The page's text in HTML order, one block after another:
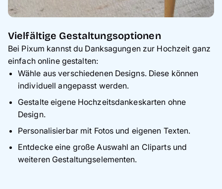
Vielfältige Gestaltungsoptionen
Bei Pixum kannst du Danksagungen zur Hochzeit ganz
einfach online gestalten:
Wähle aus verschiedenen Designs. Diese können
individuell angepasst werden.
Gestalte eigene Hochzeitsdankeskarten ohne
Design.
Personalisierbar mit Fotos und eigenen Texten.
Entdecke eine große Auswahl an Cliparts und
weiteren Gestaltungselementen.